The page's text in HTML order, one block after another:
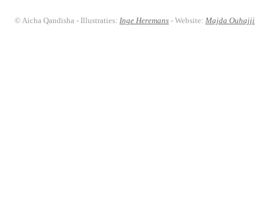
© Aicha Qandisha - Illustraties:Inge Heremans - Website:Majda Ouhajji